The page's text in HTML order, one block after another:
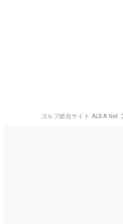
ゴルフ総合サイト ALBA Net